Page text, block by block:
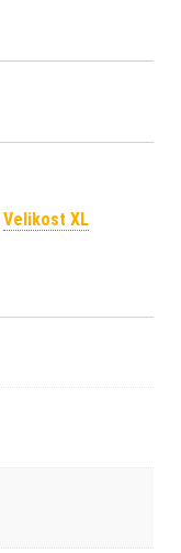
Velikost XL